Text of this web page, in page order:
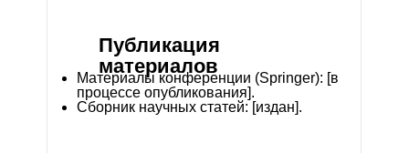
Публикация
материалов
Материалы конференции (Springer): [в
процессе опубликования].
Cборник научных статей: [издан].